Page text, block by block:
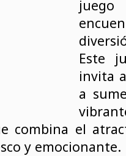
Este
invita
a
combina el
y emocionante.